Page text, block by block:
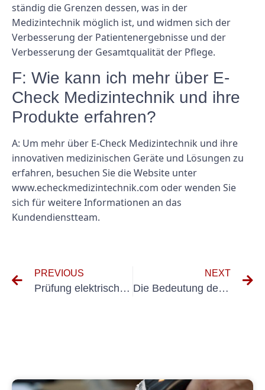
ständig die Grenzen dessen, was in der
Medizintechnik möglich ist, und widmen sich der
Verbesserung der Patientenergebnisse und der
Verbesserung der Gesamtqualität der Pflege.
F: Wie kann ich mehr über E-
Check Medizintechnik und ihre
Produkte erfahren?
A: Um mehr über E-Check Medizintechnik und ihre
innovativen medizinischen Geräte und Lösungen zu
erfahren, besuchen Sie die Website unter
www.echeckmedizintechnik.com oder wenden Sie
sich für weitere Informationen an das
Kundendienstteam.
PREVIOUS
Prüfung elektrischer Anlagen Ergotherapie
NEXT
Die Bedeutung der Prüfung elektrischer Systeme in pharmazeutischen Anlagen